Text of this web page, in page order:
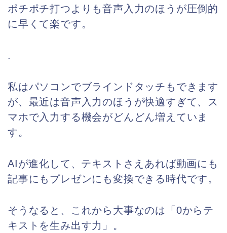
ポチポチ打つよりも音声入力のほうが圧倒的
に早くて楽です。
.
私はパソコンでブラインドタッチもできます
が、最近は音声入力のほうが快適すぎて、ス
マホで入力する機会がどんどん増えていま
す。
AIが進化して、テキストさえあれば動画にも
記事にもプレゼンにも変換できる時代です。
そうなると、これから大事なのは「0からテ
キストを生み出す力」。